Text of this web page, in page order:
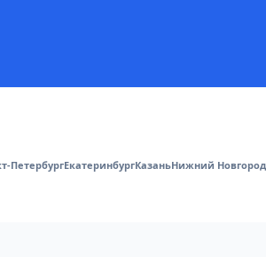
ПетербургЕкатеринбургКазаньНижний Новгород